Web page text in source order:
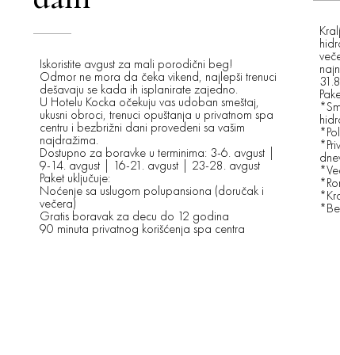
Iskoristite avgust za mali porodični beg!
Odmor ne mora da čeka vikend, najlepši trenuci
dešavaju se kada ih isplanirate zajedno.
U Hotelu Kocka očekuju vas udoban smeštaj,
ukusni obroci, trenuci opuštanja u privatnom spa
centru i bezbrižni dani provedeni sa vašim
najdražima.
Dostupno za boravke u terminima: 3-6. avgust |
9-14. avgust | 16-21. avgust | 23-28. avgust
Paket uključuje:
Noćenje sa uslugom polupansiona (doručak i
večera)
Gratis boravak za decu do 12 godina
90 minuta privatnog korišćenja spa centra